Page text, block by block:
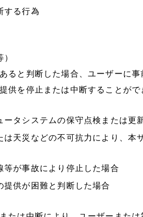
する行為
ると判断した場合、ユーザーに
供を停止または中断することがで
タシステムの保守点検または更
は天災などの不可抗力により、本
等が事故により停止した場合
提供が困難と判断した場合